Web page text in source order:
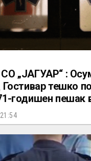
„ЈАГУАР“ :
Гостивар тешко
21:54